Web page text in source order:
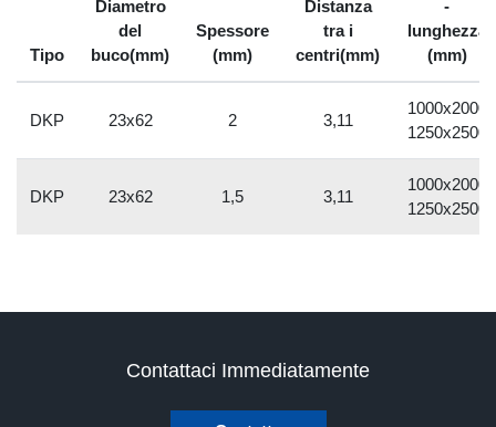
Tipo
Diametro
del
buco(mm)
Spessore
(mm)
Distanza
tra i
centri(mm)
-
lunghezza
(mm)
DKP 23x62 2 3,11
1000x2000
1250x2500
DKP 23x62 1,5 3,11
1000x2000
1250x2500
Contattaci Immediatamente